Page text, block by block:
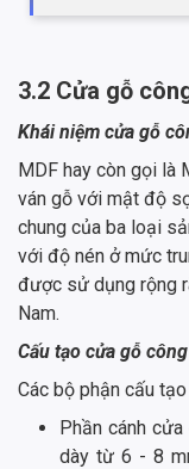
3.2 Cửa gỗ
Khái niệm cửa gỗ
MDF hay còn gọi là
ván gỗ với mật độ
chung của ba loại
với độ nén ở mức
được sử dụng rộng
Nam.
Cấu tạo cửa gỗ
Các bộ phận cấu
Phần cánh
dày từ 6 - 8